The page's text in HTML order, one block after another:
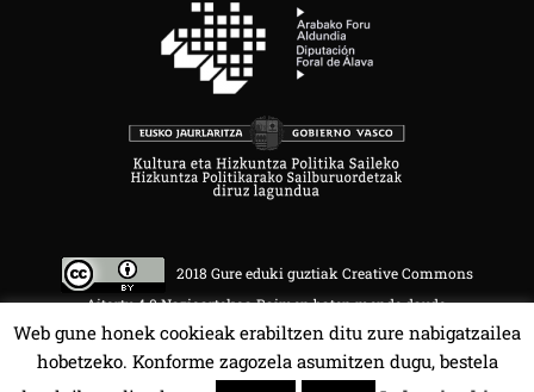
2018 Gure eduki guztiak Creative Commons
Aitortu 4.0 Nazioartekoa Baimen baten mende daude.
Web gune honek cookieak erabiltzen ditu zure nabigatzailea
hobetzeko. Konforme zagozela asumitzen dugu, bestela